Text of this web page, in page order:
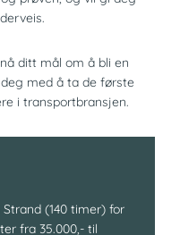
ditt mål om å bli en
med å ta de første
i transportbransjen.
(140 timer) for
fra 35.000,- til